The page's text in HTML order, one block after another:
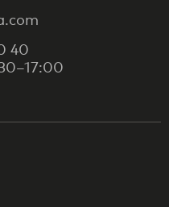
40